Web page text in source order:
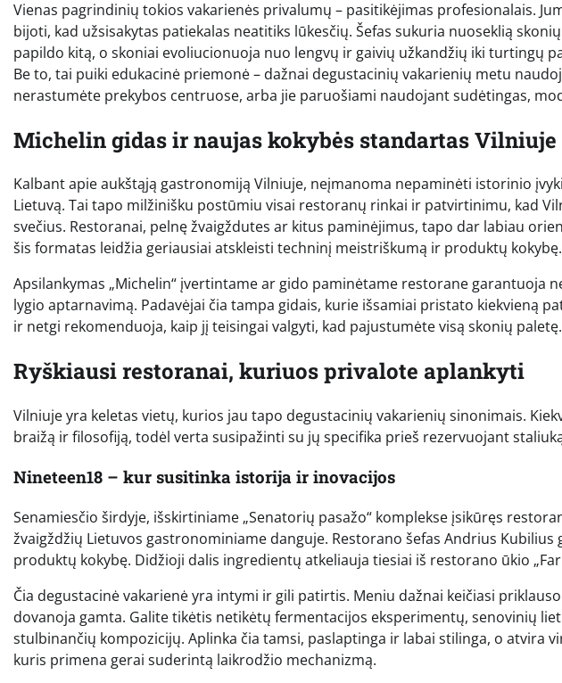
Vienas pagrindinių tokios vakarienės privalumų – pasitikėjimas profesionalais.
bijoti, kad užsisakytas patiekalas neatitiks lūkesčių. Šefas sukuria nuoseklią
papildo kitą, o skoniai evoliucionuoja nuo lengvų ir gaivių užkandžių iki turtingų
Be to, tai puiki edukacinė priemonė – dažnai degustacinių vakarienių metu
nerastumėte prekybos centruose, arba jie paruošiami naudojant sudėtingas,
Michelin gidas ir naujas kokybės standartas Vilniuje
Kalbant apie aukštąją gastronomiją Vilniuje, neįmanoma nepaminėti istorinio
Lietuvą. Tai tapo milžinišku postūmiu visai restoranų rinkai ir patvirtinimu, kad
svečius. Restoranai, pelnę žvaigždutes ar kitus paminėjimus, tapo dar labiau
šis formatas leidžia geriausiai atskleisti techninį meistriškumą ir produktų kokybę.
Apsilankymas „Michelin“ įvertintame ar gido paminėtame restorane garantuoja
lygio aptarnavimą. Padavėjai čia tampa gidais, kurie išsamiai pristato kiekvieną
ir netgi rekomenduoja, kaip jį teisingai valgyti, kad pajustumėte visą skonių paletę.
Ryškiausi restoranai, kuriuos privalote aplankyti
Vilniuje yra keletas vietų, kurios jau tapo degustacinių vakarienių sinonimais.
braižą ir filosofiją, todėl verta susipažinti su jų specifika prieš rezervuojant
Nineteen18 – kur susitinka istorija ir inovacijos
Senamiesčio širdyje, išskirtiniame „Senatorių pasažo“ komplekse įsikūręs
žvaigždžių Lietuvos gastronominiame danguje. Restorano šefas Andrius
produktų kokybę. Didžioji dalis ingredientų atkeliauja tiesiai iš restorano ūkio
Čia degustacinė vakarienė yra intymi ir gili patirtis. Meniu dažnai keičiasi
dovanoja gamta. Galite tikėtis netikėtų fermentacijos eksperimentų, senovinių
stulbinančių kompozicijų. Aplinka čia tamsi, paslaptinga ir labai stilinga, o atvira
kuris primena gerai suderintą laikrodžio mechanizmą.